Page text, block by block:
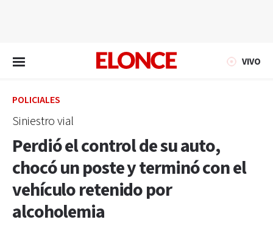
VIVO
POLICIALES
Siniestro vial
Perdió el control de su auto,
chocó un poste y terminó con el
vehículo retenido por
alcoholemia